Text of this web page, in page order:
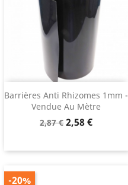
Barrières Anti Rhizomes 1mm -
Vendue Au Mètre
Prix
2,87 €Prix
2,58 €
-20%